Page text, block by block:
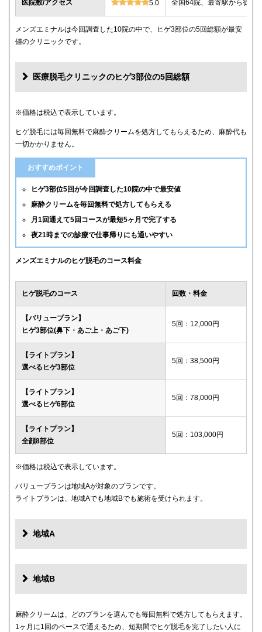
医院数/アクセス 5.0 全国64院、最寄駅から徒歩
メンズエミナルは今回調査した10院の中で、ヒゲ3部位の5回総額が最安
値のクリニックです。
医療脱毛クリニックのヒゲ3部位の5回総額
クリニック
メンズエミナル 12,000円
14,000円
湘南美容クリニック 16,800円(6回)
レジーナクリニックオム 39,800円
ゴリラクリニック 39,800円(平日6回)
メンズルシアクリニック
ウィルビークリニックブラック 49,500円
渋谷美容外科クリニック 52,800円
メディカルエピレーションクリニック
ダビデクリニック プランなし
※価格は税込で表示しています。
ヒゲ脱毛には毎回無料で麻酔クリームを処方してもらえるため、麻酔代も
一切かかりません。
おすすめポイント
ヒゲ3部位5回が今回調査した10院の中で最安値
麻酔クリームを毎回無料で処方してもらえる
月1回通えて5回コースが最短5ヶ月で完了する
夜21時までの診療で仕事帰りにも通いやすい
メンズエミナルのヒゲ脱毛のコース料金
ヒゲ脱毛のコース 回数・料金
【バリュープラン】
ヒゲ3部位(鼻下・あご上・あご下)
5回：12,000円
【ライトプラン】
選べるヒゲ3部位
5回：38,500円
【ライトプラン】
選べるヒゲ6部位
5回：78,000円
【ライトプラン】
全顔8部位
5回：103,000円
※価格は税込で表示しています。
バリュープランは地域Aが対象のプランです。
ライトプランは、地域Aでも地域Bでも施術を受けられます。
地域A
地域B
麻酔クリームは、どのプランを選んでも毎回無料で処方してもらえます。
1ヶ月に1回のペースで通えるため、短期間でヒゲ脱毛を完了したい人に